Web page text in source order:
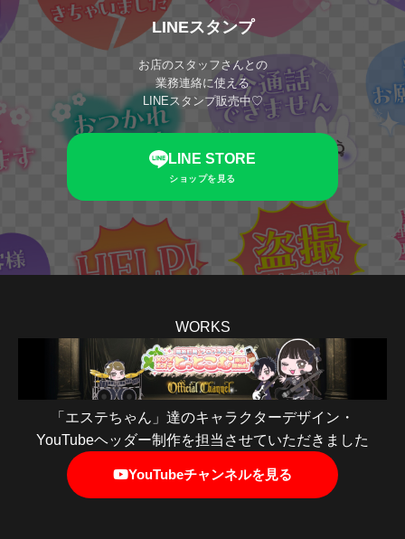
LINEスタンプ
お店のスタッフさんとの
業務連絡に使える
LINEスタンプ販売中♡
LINE STORE
ショップを見る
WORKS
「エステちゃん」達のキャラクターデザイン・
YouTubeヘッダー制作を担当させていただきました
YouTubeチャンネルを見る